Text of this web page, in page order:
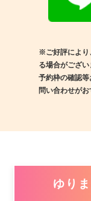
※ご好評により
る場合がござい
予約枠の確認
問い合わせがお
ゆり